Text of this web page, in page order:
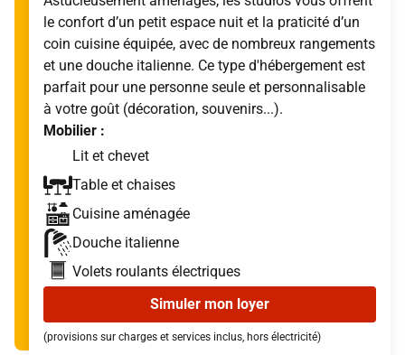
le confort d’un petit espace nuit et la praticité d’un
coin cuisine équipée, avec de nombreux rangements
et une douche italienne. Ce type d'hébergement est
parfait pour une personne seule et personnalisable
à votre goût (décoration, souvenirs...).
Mobilier :
Lit et chevet
Table et chaises
Cuisine aménagée
Douche italienne
Volets roulants électriques
Simuler mon loyer
(provisions sur charges et services inclus, hors électricité)